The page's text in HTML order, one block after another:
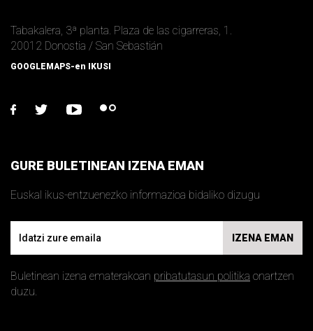
Tabakalera, 3ª planta. Plaza de las cigarreras, 1.
20012 Donostia / San Sebastián
GOOGLEMAPS-en IKUSI
facebook
twitter youtubeflickr
GURE BULETINEAN IZENA EMAN
Euskal ikus-entzuenezko informazioa bidaliko dizugu
IZENA EMAN
Buletinean izena ematerakoan pribatutasun politika onartzen
duzu.